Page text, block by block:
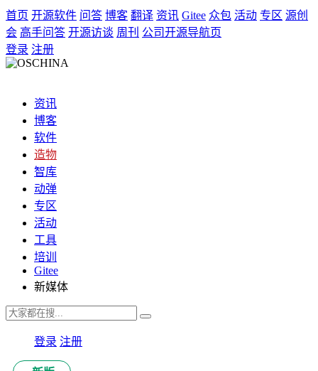
首页 开源软件 问答 博客 翻译 资讯 Gitee 众包 活动 专区 源创
会 高手问答 开源访谈 周刊 公司开源导航页
登录 注册
资讯
博客
软件
造物
智库
动弹
专区
活动
工具
培训
Gitee
新媒体
登录 注册